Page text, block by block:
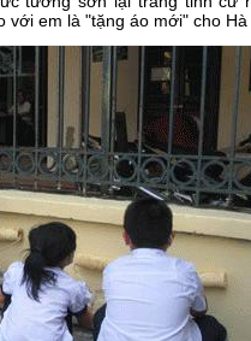
với em là "tặng áo mới" cho Hà